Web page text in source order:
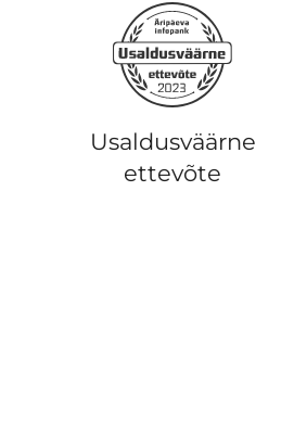
Usaldusväärne
ettevõte